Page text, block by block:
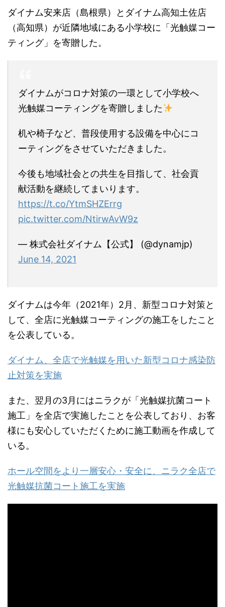
ダイナム安来店（島根県）とダイナム高知土佐店
（高知県）が近隣地域にある小学校に「光触媒コー
ティング」を寄贈した。
ダイナムがコロナ対策の一環として小学校へ
光触媒コーティングを寄贈しました
机や椅子など、普段使用する設備を中心にコ
ーティングをさせていただきました。
今後も地域社会との共生を目指して、社会貢
献活動を継続してまいります。
https://t.co/YtmSHZErrg
pic.twitter.com/NtirwAvW9z
— 株式会社ダイナム【公式】 (@dynamjp)
June 14, 2021
ダイナムは今年（2021年）2月、新型コロナ対策と
して、全店に光触媒コーティングの施工をしたこと
を公表している。
ダイナム、全店で光触媒を用いた新型コロナ感染防
止対策を実施
また、翌月の3月にはニラクが「光触媒抗菌コート
施工」を全店で実施したことを公表しており、お客
様にも安心していただくために施工動画を作成して
いる。
ホール空間をより一層安心・安全に、ニラク全店で
光触媒抗菌コート施工を実施